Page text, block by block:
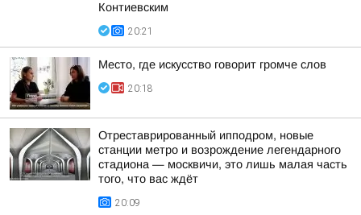
Контиевским
20:21
Место, где искусство говорит громче слов
20:18
Отреставрированный ипподром, новые
станции метро и возрождение легендарного
стадиона — москвичи, это лишь малая часть
того, что вас ждёт
20:09